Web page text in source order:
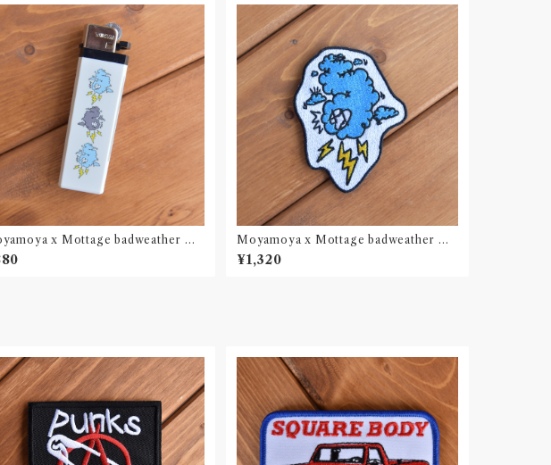
x Mottage badweather ラ
ー 2コセット
Moyamoya x Mottage badweather ワ
ッペン 刺繍 Patch
¥1,320